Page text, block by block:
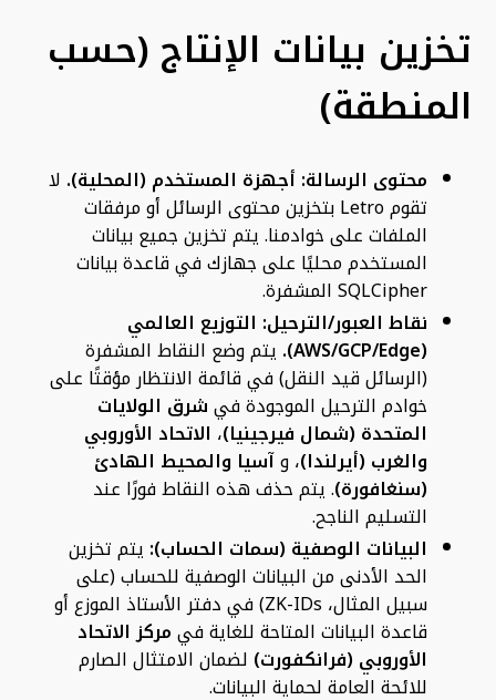
تخزين بيانات الإنتاج (حسب
المنطقة)
محتوى الرسالة: أجهزة المستخدم (المحلية). لا
تقوم Letro بتخزين محتوى الرسائل أو مرفقات
الملفات على خوادمنا. يتم تخزين جميع بيانات
المستخدم محليًا على جهازك في قاعدة بيانات
SQLCipher المشفرة.
نقاط العبور/الترحيل: التوزيع العالمي
(AWS/GCP/Edge).
يتم وضع النقاط المشفرة
(الرسائل قيد النقل) في قائمة الانتظار مؤقتًا على
خوادم الترحيل الموجودة فيشرق الولايات
المتحدة (شمال فيرجينيا)، الاتحاد الأوروبي
والغرب (أيرلندا)، وآسيا والمحيط الهادئ
(سنغافورة). يتم حذف هذه النقاط فورًا عند
التسليم الناجح.
البيانات الوصفية (سمات الحساب): يتم تخزين
الحد الأدنى من البيانات الوصفية للحساب (على
سبيل المثال، ZK-IDs) في دفتر الأستاذ الموزع أو
قاعدة البيانات المتاحة للغاية فيمركز الاتحاد
الأوروبي (فرانكفورت) لضمان الامتثال الصارم
للائحة العامة لحماية البيانات.